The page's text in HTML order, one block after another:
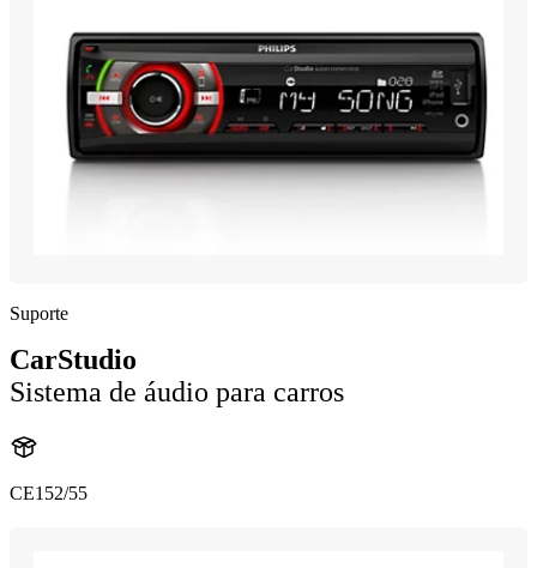
Suporte
CarStudio
Sistema de áudio para carros
CE152/55